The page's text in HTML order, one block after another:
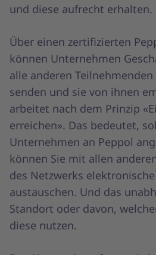
und diese aufrecht erhalten.
Über einen zertifizierten
können Unternehmen
alle anderen
senden und sie von ihnen
arbeitet nach dem Prinzip
erreichen». Das bedeutet,
Unternehmen an Peppol
können Sie mit allen
des Netzwerks
austauschen. Und das
Standort oder davon,
diese nutzen.